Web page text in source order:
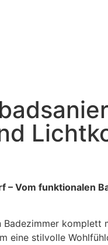
– Vom funktionalen
Badezimmer komplett
eine stilvolle